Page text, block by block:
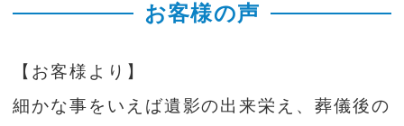
お客様の声
【お客様より】
細かな事をいえば遺影の出来栄え、葬儀後の